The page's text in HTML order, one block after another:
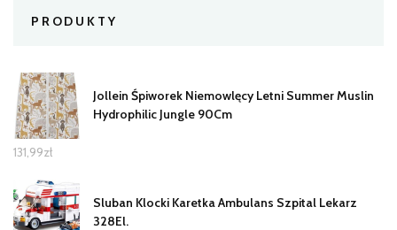
PRODUKTY
Jollein Śpiworek Niemowlęcy Letni Summer Muslin
Hydrophilic Jungle 90Cm
131,99zł
Sluban Klocki Karetka Ambulans Szpital Lekarz
328El.